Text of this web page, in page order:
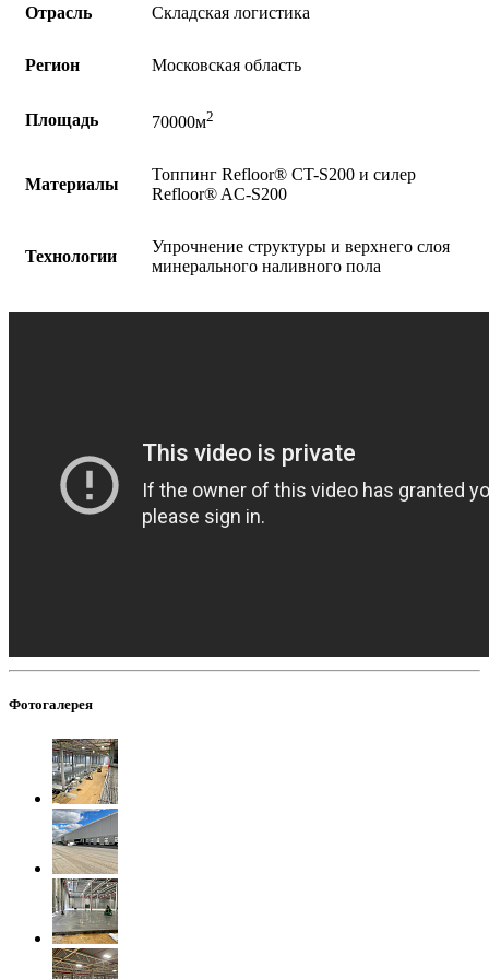
Отрасль Складская логистика
Регион Московская область
Площадь 70000м2
Материалы
Топпинг Refloor®️ CT-S200 и силер
Refloor®️ AC-S200
Технологии
Упрочнение структуры и верхнего слоя
минерального наливного пола
Фотогалерея